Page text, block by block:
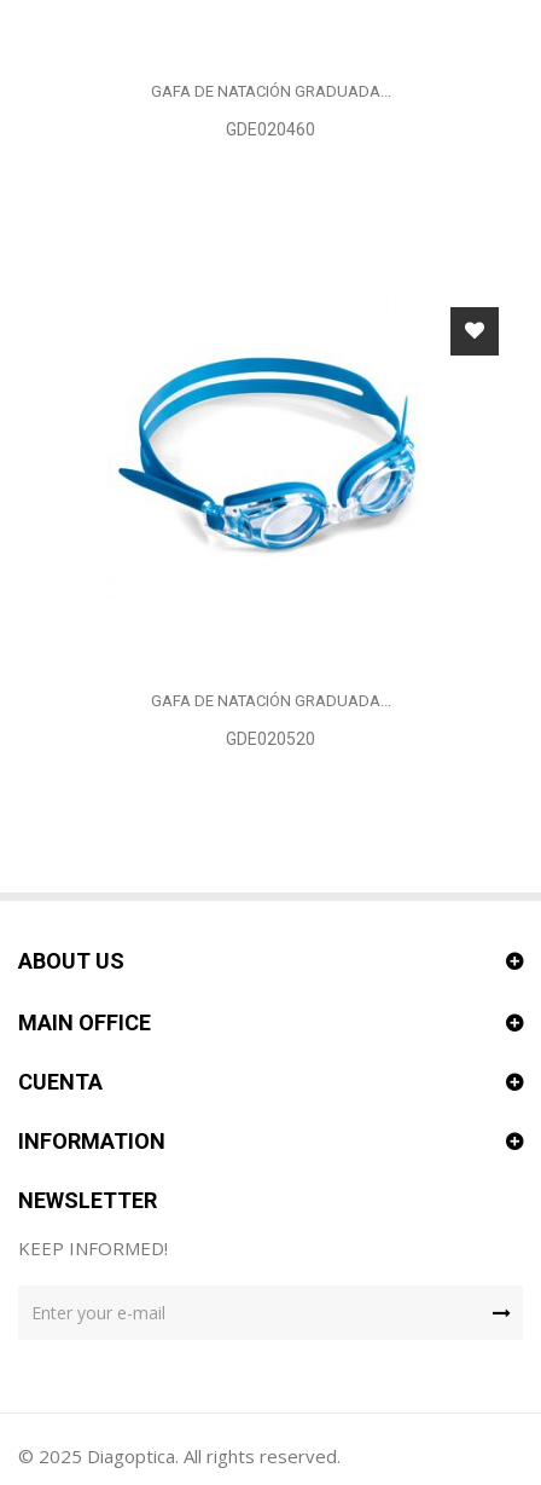
GAFA DE NATACIÓN GRADUADA...
GDE020460
GAFA DE NATACIÓN GRADUADA...
GDE020520
ABOUT US
MAIN OFFICE
CUENTA
INFORMATION
NEWSLETTER
KEEP INFORMED!
© 2025 Diagoptica. All rights reserved.